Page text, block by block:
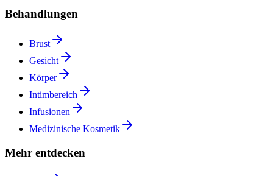
Behandlungen
Brust
Gesicht
Körper
Intimbereich
Infusionen
Medizinische Kosmetik
Mehr entdecken